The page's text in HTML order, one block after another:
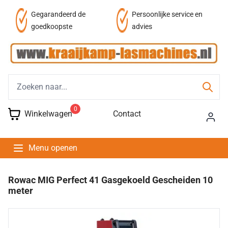
Gegarandeerd de
goedkoopste
Persoonlijke service en
advies
Winkelwagen 0 Contact
Menu openen
Rowac MIG Perfect 41 Gasgekoeld Gescheiden 10
meter